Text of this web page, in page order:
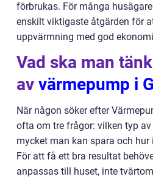
förbrukas. För många
enskilt viktigaste åtgärden för
uppvärmning med god
Vad ska man
av värmepump i
När någon söker efter
ofta om tre frågor: vilken typ
mycket man kan spara och
För att få ett bra resultat
anpassas till huset, inte